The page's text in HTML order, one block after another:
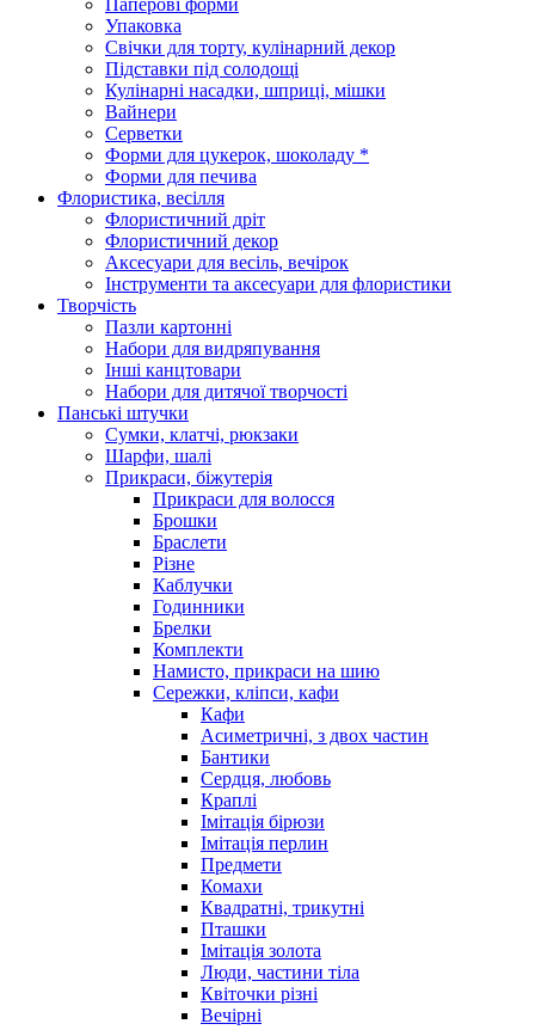
Упаковка
Свічки для торту, кулінарний декор
Підставки під солодощі
Кулінарні насадки, шприці, мішки
Вайнери
Серветки
Форми для цукерок, шоколаду *
Форми для печива
Флористика, весілля
Флористичний дріт
Флористичний декор
Аксесуари для весіль, вечірок
Інструменти та аксесуари для флористики
Творчість
Пазли картонні
Набори для видряпування
Інші канцтовари
Набори для дитячої творчості
Панські штучки
Сумки, клатчі, рюкзаки
Шарфи, шалі
Прикраси, біжутерія
Прикраси для волосся
Брошки
Браслети
Різне
Каблучки
Годинники
Брелки
Комплекти
Намисто, прикраси на шию
Сережки, кліпси, кафи
Кафи
Асиметричні, з двох частин
Бантики
Сердця, любовь
Краплі
Імітація бірюзи
Імітація перлин
Предмети
Комахи
Квадратні, трикутні
Пташки
Імітація золота
Люди, частини тіла
Квіточки різні
Вечірні